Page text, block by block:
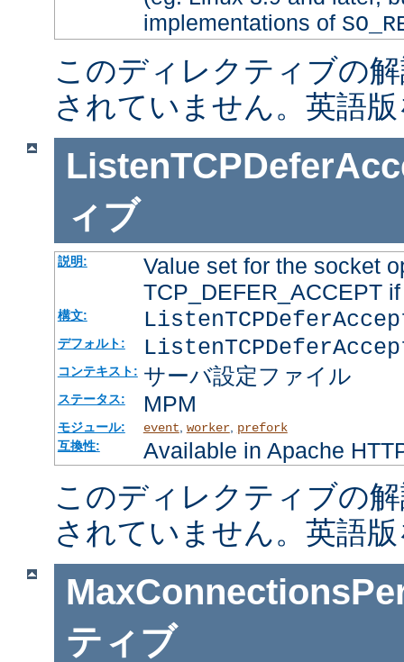
implementations of
このディレクティブの
されていません。英語
ィブ
説明:
Value set for the socket
TCP_DEFER_ACCEPT
構文:
デフォルト:
コンテキスト: サーバ設定ファイル
ステータス: MPM
モジュール: event worker, prefork
互換性:
Available in Apache
このディレクティブの
されていません。英語
ティブ